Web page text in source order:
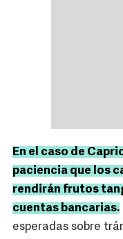
En el caso de
paciencia que los
rendirán frutos
cuentas bancarias.
esperadas sobre